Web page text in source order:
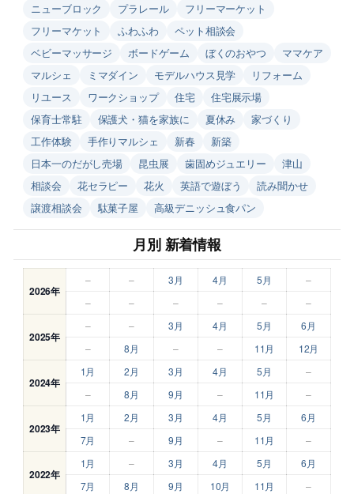
ニューブロック
プラレール
フリーマーケット
フリーマケット
ふわふわ
ペット相談会
ベビーマッサージ
ボードゲーム ぼくのおやつ
ママケア
マルシェ
ミマダイン モデルハウス見学
リフォーム
リユース
ワークショップ 住宅
住宅展示場
保育士常駐
保護犬・猫を家族に 夏休み
家づくり
工作体験
手作りマルシェ 新春
新築
日本一のだがし売場
昆虫展 歯固めジュエリー
津山
相談会
花セラピー 花火 英語で遊ぼう
読み聞かせ
譲渡相談会
駄菓子屋 高級デニッシュ食パン
月別 新着情報
2026年
– – 3月 4月 5月
–
–
– – – – –
2025年
– – 3月 4月 5月
6月
–
8月 – – 11月 12月
2024年
1月 2月 3月 4月 5月
–
–
8月 9月 – 11月 –
2023年
1月 2月 3月 4月 5月
6月
7月
– 9月 – 11月 –
2022年
1月 – 3月 4月 5月
6月
7月
8月 9月 10月 11月 –